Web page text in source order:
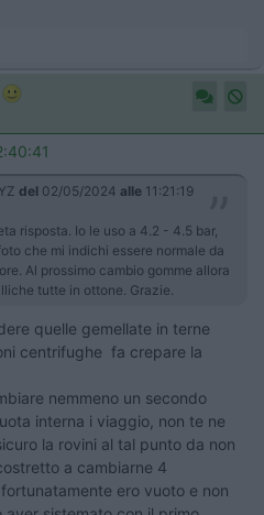
del 02/05/2024 alle 11:21:19
risposta. Io le uso a 4.2 - 4.5 bar,
che mi indichi essere normale da
Al prossimo cambio gomme allora
tutte in ottone. Grazie.
quelle gemellate in terne
centrifughe fa crepare la
nemmeno un secondo
interna i viaggio, non te ne
la rovini al tal punto da non
a cambiarne 4
ero vuoto e non